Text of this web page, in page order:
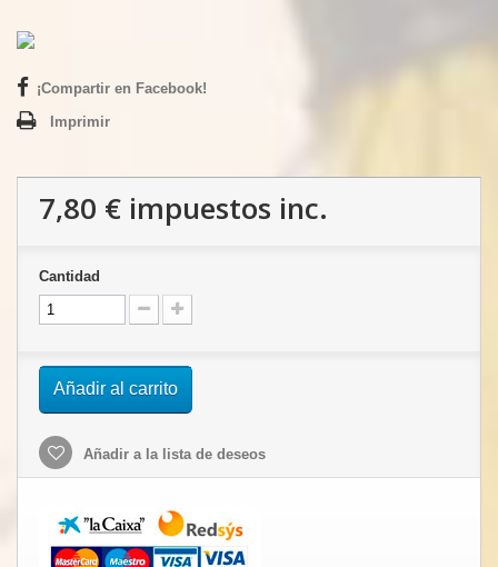
¡Compartir en Facebook!
Imprimir
7,80 € impuestos inc.
Cantidad
Añadir al carrito
Añadir a la lista de deseos